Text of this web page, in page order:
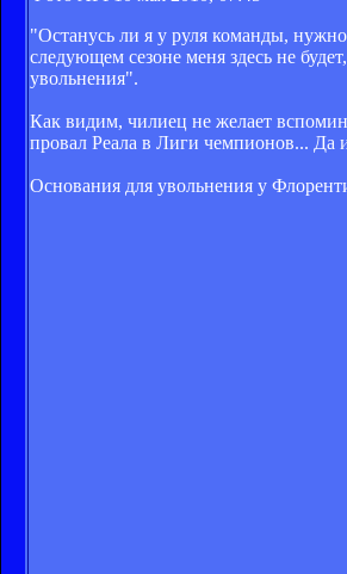
"Останусь ли я у руля команды,
следующем сезоне меня здесь не
увольнения".
Как видим, чилиец не желает
провал Реала в Лиги чемпионов... Да
Основания для увольнения у